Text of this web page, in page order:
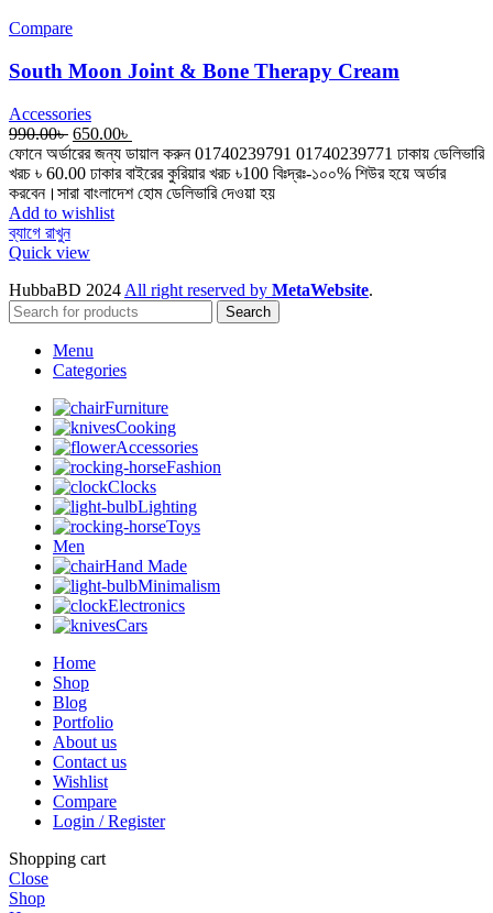
Compare
South Moon Joint & Bone Therapy Cream
Accessories
990.00৳ Original
price
was:
990.00৳ .
650.00৳
price
is:
650.00৳ .
ফোনে অর্ডারের জন্য ডায়াল করুন 01740239791 01740239771 ঢাকায় ডেলিভারি
খরচ ৳ 60.00 ঢাকার বাইরের কুরিয়ার খরচ ৳100 বিঃদ্রঃ-১০০% শিউর হয়ে অর্ডার
করবেন।সারা বাংলাদেশ হোম ডেলিভারি দেওয়া হয়
Add to wishlist
ব্যাগে রাখুন
Quick view
HubbaBD 2024 All right reserved by MetaWebsite.
Search
Menu
Categories
Furniture
Cooking
Accessories
Fashion
Clocks
Lighting
Toys
Men
Hand Made
Minimalism
Electronics
Cars
Home
Shop
Blog
Portfolio
About us
Contact us
Wishlist
Compare
Login / Register
Shopping cart
Close
Shop